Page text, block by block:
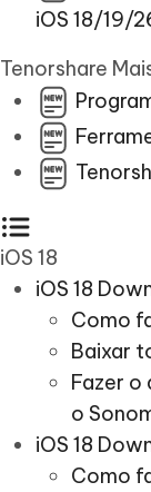
iOS 18/19/
Tenorshare
iOS 18
iOS 18
Como
Baixar
Fazer o
o
iOS 18
Como